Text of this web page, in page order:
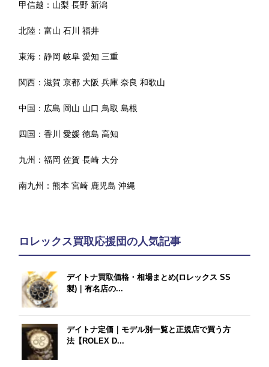
甲信越： 山梨 長野 新潟
北陸：富山 石川 福井
東海：静岡 岐阜 愛知 三重
関西：滋賀 京都 大阪 兵庫 奈良 和歌山
中国： 広島 岡山 山口 鳥取 島根
四国：香川 愛媛 徳島 高知
九州：福岡 佐賀 長崎 大分
南九州：熊本 宮崎 鹿児島 沖縄
ロレックス買取応援団の人気記事
デイトナ買取価格・相場まとめ(ロレックス SS
製)｜有名店の...
デイトナ定価｜モデル別一覧と正規店で買う方
法【ROLEX D...